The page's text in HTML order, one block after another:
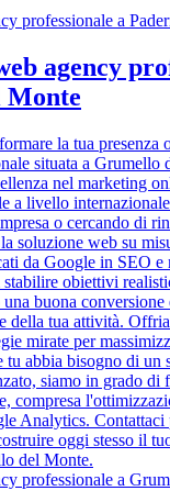
professionale a
agency
Monte
la tua presenza
situata a Grumello
nel marketing
a livello
o cercando di
soluzione web su
da Google in SEO e
obiettivi
buona
della tua attività.
mirate per
tu abbia bisogno di un
siamo in grado di
compresa
Analytics. Contattaci
oggi stesso il
del Monte.
professionale a